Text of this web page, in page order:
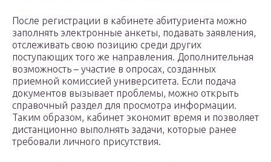
После регистрации в кабинете абитуриента можно
заполнять электронные анкеты, подавать заявления,
отслеживать свою позицию среди других
поступающих того же направления. Дополнительная
возможность – участие в опросах, созданных
приемной комиссией университета. Если подача
документов вызывает проблемы, можно открыть
справочный раздел для просмотра информации.
Таким образом, кабинет экономит время и позволяет
дистанционно выполнять задачи, которые ранее
требовали личного присутствия.